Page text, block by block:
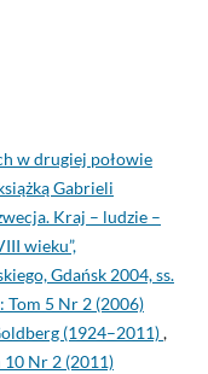
w drugiej połowie
Gabrieli
Kraj – ludzie –
wieku”,
Gdańsk 2004, ss.
Tom 5 Nr 2 (2006)
(1924–2011),
10 Nr 2 (2011)